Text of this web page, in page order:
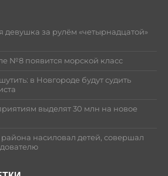
девушка за рулём «четырнадцатой»
№8 появится морской класс
в Новгороде будут судить
выделят 30 млн на новое
насиловал детей, совершал